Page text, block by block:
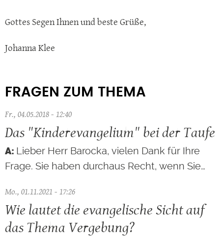
Gottes Segen Ihnen und beste Grüße,
Johanna Klee
FRAGEN ZUM THEMA
Fr., 04.05.2018 - 12:40
Das "Kinderevangelium" bei der Taufe
Lieber Herr Barocka, vielen Dank für Ihre
Frage. Sie haben durchaus Recht, wenn Sie…
Mo., 01.11.2021 - 17:26
Wie lautet die evangelische Sicht auf
das Thema Vergebung?